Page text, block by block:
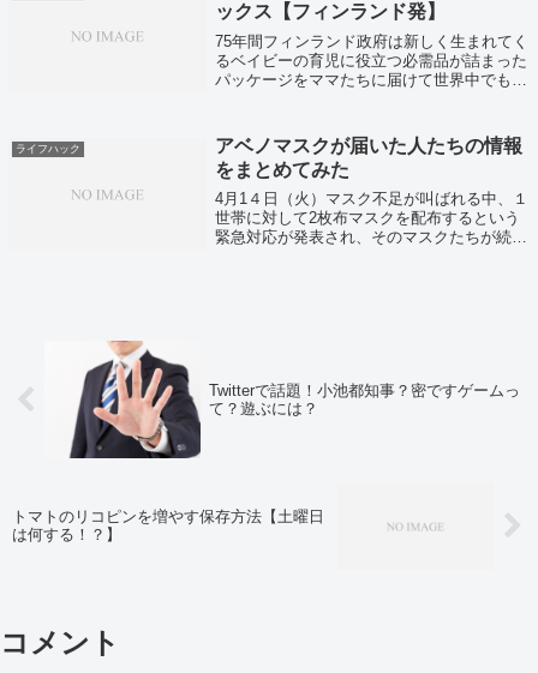
ックス【フィンランド発】
75年間フィンランド政府は新しく生まれてく
るベイビーの育児に役立つ必需品が詰まった
パッケージをママたちに届けて世界中でもっ
ライフハック
アベノマスクが届いた人たちの情報
をまとめてみた
4月1４日（火）マスク不足が叫ばれる中、１
世帯に対して2枚布マスクを配布するという
緊急対応が発表され、そのマスクたちが続々
Twitterで話題！小池都知事？密ですゲームっ
て？遊ぶには？
トマトのリコピンを増やす保存方法【土曜日
は何する！？】
コメント